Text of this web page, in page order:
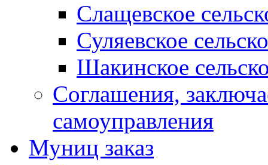
Слащевское
Суляевское
Шакинское
Соглашения,
самоуправления
Муниц заказ